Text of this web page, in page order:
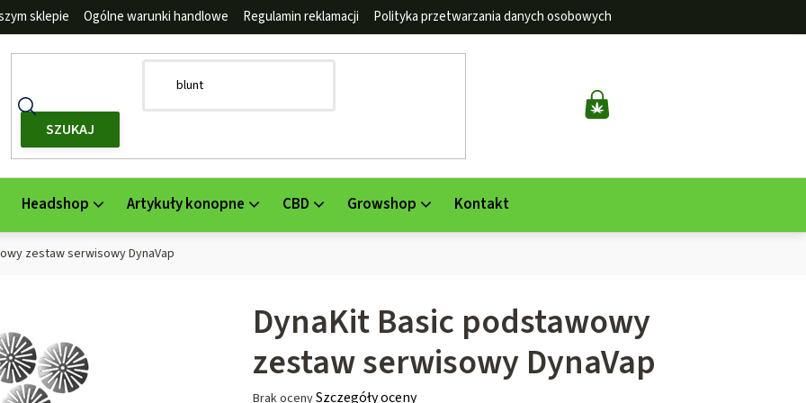
sklepie Ogólne warunki handlowe Regulamin reklamacji Polityka przetwarzania danych osobowych
SZUKAJ KOSZYK
Headshop Artykuły konopne CBD Growshop Kontakt
zestaw serwisowy DynaVap
DynaKit Basic podstawowy
zestaw serwisowy DynaVap
Średnia
Brak ocenySzczegóły oceny